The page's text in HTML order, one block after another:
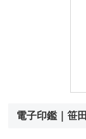
電子印鑑｜笹田